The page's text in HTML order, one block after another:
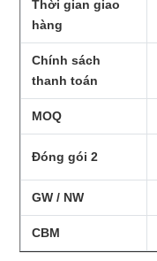
Thời gian giao
hàng
Chính sách
thanh toán
MOQ
Đóng gói 2
GW / NW
CBM